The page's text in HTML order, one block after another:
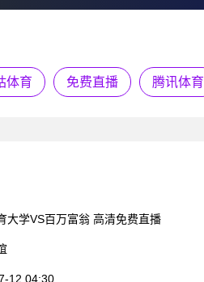
体育 免费直播 腾讯体育
大学VS百万富翁 高清免费直播
12 04:30